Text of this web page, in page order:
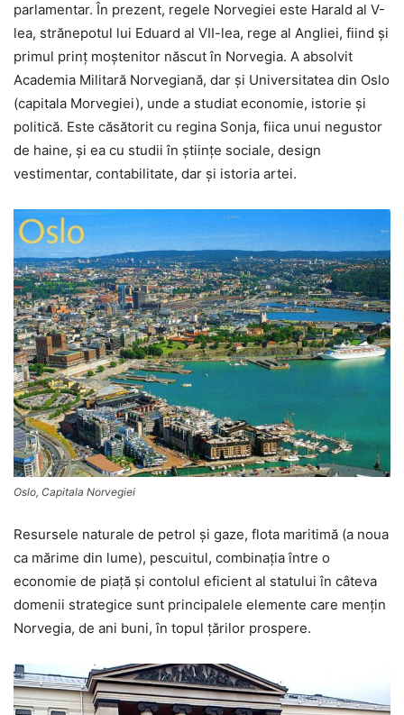
parlamentar. În prezent, regele Norvegiei este Harald al V-
lea, strănepotul lui Eduard al VII-lea, rege al Angliei, fiind şi
primul prinţ moştenitor născut în Norvegia. A absolvit
Academia Militară Norvegiană, dar şi Universitatea din Oslo
(capitala Morvegiei), unde a studiat economie, istorie şi
politică. Este căsătorit cu regina Sonja, fiica unui negustor
de haine, şi ea cu studii în ştiinţe sociale, design
vestimentar, contabilitate, dar şi istoria artei.
Oslo, Capitala Norvegiei
Resursele naturale de petrol şi gaze, flota maritimă (a noua
ca mărime din lume), pescuitul, combinaţia între o
economie de piaţă şi contolul eficient al statului în câteva
domenii strategice sunt principalele elemente care menţin
Norvegia, de ani buni, în topul ţărilor prospere.